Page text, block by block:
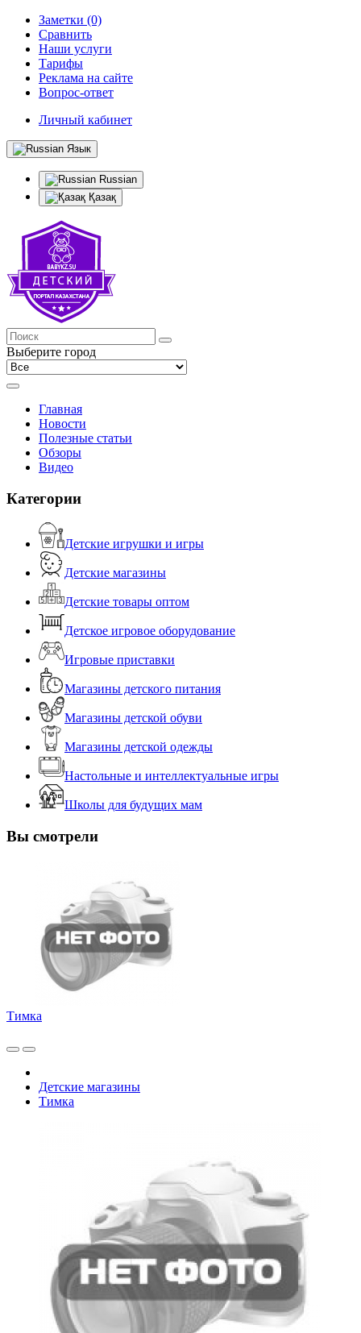
Заметки (0)
Сравнить
Наши услуги
Тарифы
Реклама на сайте
Вопрос-ответ
Личный кабинет
Язык
Russian
Қазақ
Выберите город
Главная
Новости
Полезные статьи
Обзоры
Видео
Категории
Детские игрушки и игры
Детские магазины
Детские товары оптом
Детское игровое оборудование
Игровые приставки
Магазины детского питания
Магазины детской обуви
Магазины детской одежды
Настольные и интеллектуальные игры
Школы для будущих мам
Вы смотрели
Тимка
Детские магазины
Тимка